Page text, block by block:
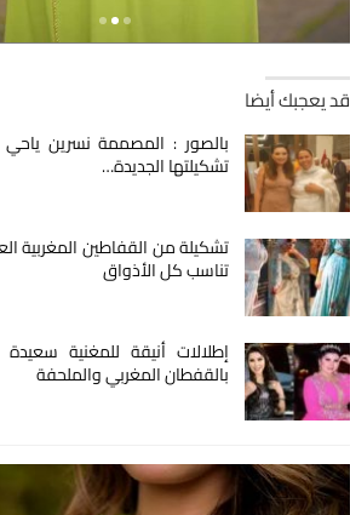
قد يعجبك أيضا
بالصور : المصممة نسرين
تشكيلتها الجديدة…
تشكيلة من القفاطين المغربية
تناسب كل الأذواق
إطلالات أنيقة للمغنية
بالقفطان المغربي والملحفة